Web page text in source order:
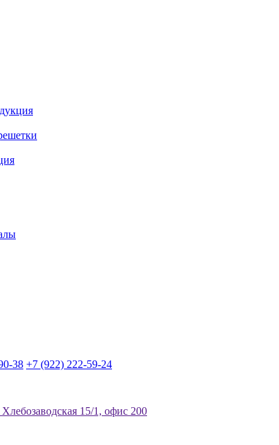
38 +7 (922) 222-59-24
15/1, офис 200